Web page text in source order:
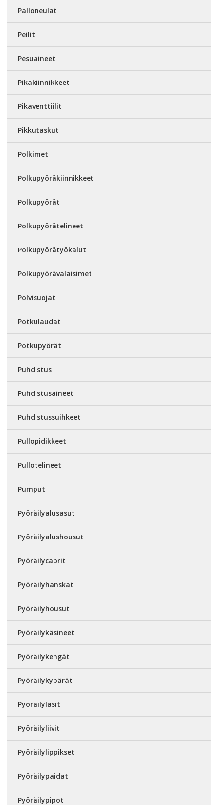
Palloneulat
Peilit
Pesuaineet
Pikakiinnikkeet
Pikaventtiilit
Pikkutaskut
Polkimet
Polkupyöräkiinnikkeet
Polkupyörät
Polkupyörätelineet
Polkupyörätyökalut
Polkupyörävalaisimet
Polvisuojat
Potkulaudat
Potkupyörät
Puhdistus
Puhdistusaineet
Puhdistussuihkeet
Pullopidikkeet
Pullotelineet
Pumput
Pyöräilyalusasut
Pyöräilyalushousut
Pyöräilycaprit
Pyöräilyhanskat
Pyöräilyhousut
Pyöräilykäsineet
Pyöräilykengät
Pyöräilykypärät
Pyöräilylasit
Pyöräilyliivit
Pyöräilylippikset
Pyöräilypaidat
Pyöräilypipot